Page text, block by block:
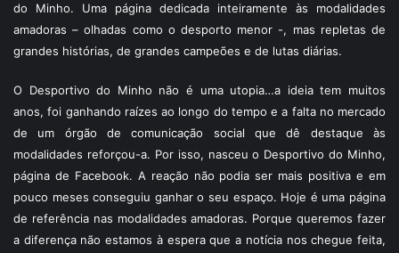
do Minho. Uma página dedicada inteiramente às modalidades
amadoras – olhadas como o desporto menor -, mas repletas de
grandes histórias, de grandes campeões e de lutas diárias.
O Desportivo do Minho não é uma utopia…a ideia tem muitos
anos, foi ganhando raízes ao longo do tempo e a falta no mercado
de um órgão de comunicação social que dê destaque às
modalidades reforçou-a. Por isso, nasceu o Desportivo do Minho,
página de Facebook. A reação não podia ser mais positiva e em
pouco meses conseguiu ganhar o seu espaço. Hoje é uma página
de referência nas modalidades amadoras. Porque queremos fazer
a diferença não estamos à espera que a notícia nos chegue feita,